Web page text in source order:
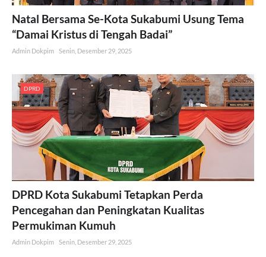
Natal Bersama Se-Kota Sukabumi Usung Tema
“Damai Kristus di Tengah Badai”
Admin Dokpim Senin, Desember 29, 2025
DPRD
DPRD Kota Sukabumi Tetapkan Perda
Pencegahan dan Peningkatan Kualitas
Permukiman Kumuh
Admin Dokpim Senin, Desember 29, 2025